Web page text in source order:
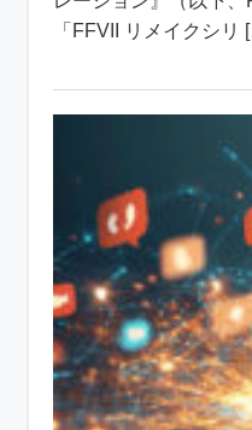
「FFVII リメイクシリ